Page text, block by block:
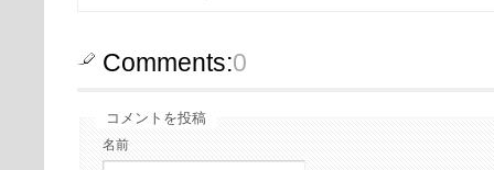
Comments:0
コメントを投稿
名前